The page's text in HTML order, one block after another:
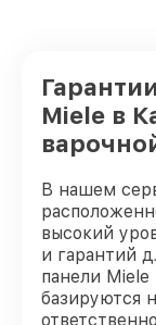
Miele в
В нашем
высокий
и гарантий
панели
базируются